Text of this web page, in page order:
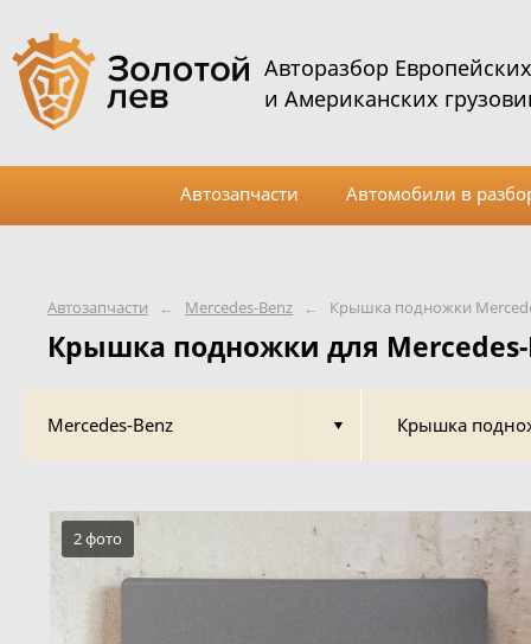
Автозапчасти ← Mercedes-Benz ← Крышка подножки
Крышка подножки для Mercedes-
Mercedes-Benz Крышка
2 фото
Авторазбор Европейских
и Американских
Автозапчасти Автомобили в